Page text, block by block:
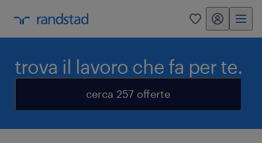
0 my randstad
trova il lavoro che fa per te.
cerca 257 offerte